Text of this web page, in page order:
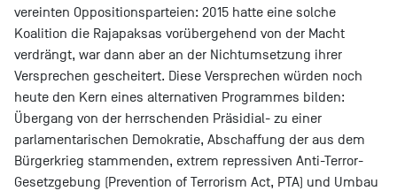
vereinten Oppositionsparteien: 2015 hatte eine solche
Koalition die Rajapaksas vorübergehend von der Macht
verdrängt, war dann aber an der Nichtumsetzung ihrer
Versprechen gescheitert. Diese Versprechen würden noch
heute den Kern eines alternativen Programmes bilden:
Übergang von der herrschenden Präsidial- zu einer
parlamentarischen Demokratie, Abschaffung der aus dem
Bürgerkrieg stammenden, extrem repressiven Anti-Terror-
Gesetzgebung (Prevention of Terrorism Act, PTA) und Umbau